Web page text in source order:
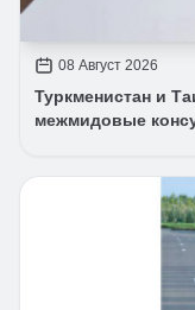
08 Август 2026
Туркменистан и
межмидовые